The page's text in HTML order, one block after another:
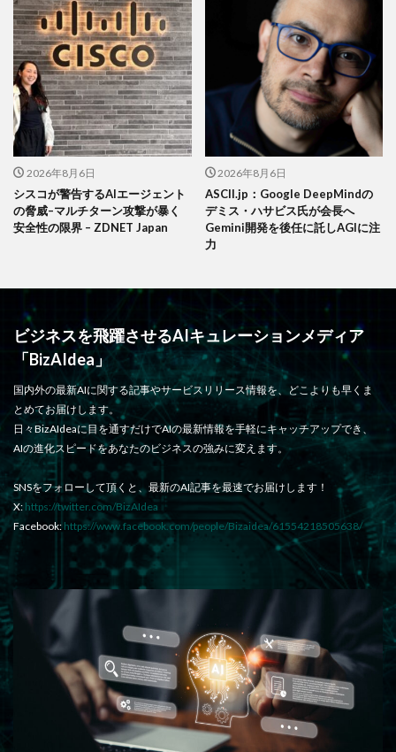
2026年8月6日
シスコが警告するAIエージェント
の脅威–マルチターン攻撃が暴く
安全性の限界 – ZDNET Japan
2026年8月6日
ASCII.jp：Google DeepMindの
デミス・ハサビス氏が会長へ
Gemini開発を後任に託しAGIに注
力
ビジネスを飛躍させるAIキュレーションメディア
「BizAIdea」
国内外の最新AIに関する記事やサービスリリース情報を、どこよりも早くま
とめてお届けします。
日々BizAIdeaに目を通すだけでAIの最新情報を手軽にキャッチアップでき、
AIの進化スピードをあなたのビジネスの強みに変えます。
SNSをフォローして頂くと、最新のAI記事を最速でお届けします！
X: https://twitter.com/BizAIdea
Facebook: https://www.facebook.com/people/Bizaidea/61554218505638/